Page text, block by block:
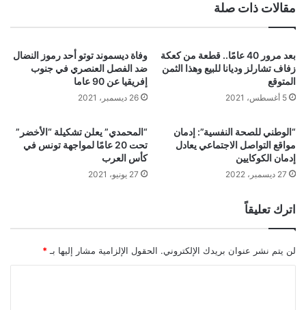
مقالات ذات صلة
بعد مرور 40 عامًا.. قطعة من كعكة
زفاف تشارلز وديانا للبيع وهذا الثمن
المتوقع
5 أغسطس، 2021
وفاة ديسموند توتو أحد رموز النضال
ضد الفصل العنصري في جنوب
إفريقيا عن 90 عاما
26 ديسمبر، 2021
“الوطني للصحة النفسية”: إدمان
مواقع التواصل الاجتماعي يعادل
إدمان الكوكايين
27 ديسمبر، 2022
“المحمدي” يعلن تشكيلة “الأخضر”
تحت 20 عامًا لمواجهة تونس في
كأس العرب
27 يونيو، 2021
اترك تعليقاً
لن يتم نشر عنوان بريدك الإلكتروني. الحقول الإلزامية مشار إليها بـ *